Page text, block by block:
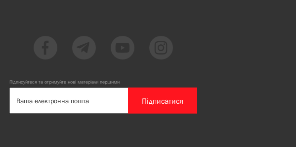
Підписуйтеся та отримуйте нові матеріали першими
Підписатися